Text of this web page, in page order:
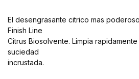
El desengrasante citrico mas
Finish Line
Citrus Biosolvente. Limpia
suciedad
incrustada.